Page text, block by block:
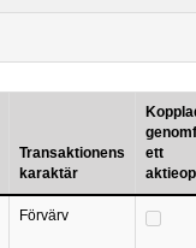
Transaktionens
karaktär
ett
Förvärv